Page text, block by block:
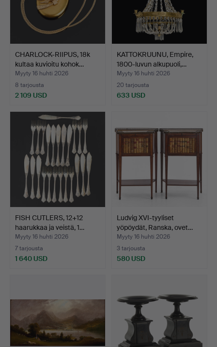
CHARLOCK-RIIPUS, 18k
kultaa kuvioitu kohok…
Myyty 16 huhti 2026
8 tarjousta
2 109 USD
KATTOKRUUNU, Empire,
1800-luvun alkupuoli,…
Myyty 16 huhti 2026
20 tarjousta
633 USD
FISH CUTLERS, 12+12
haarukkaa ja veistä, 1…
Myyty 16 huhti 2026
7 tarjousta
1 640 USD
Ludvig XVI-tyyliset
yöpöydät, Ranska, ovet…
Myyty 16 huhti 2026
3 tarjousta
580 USD